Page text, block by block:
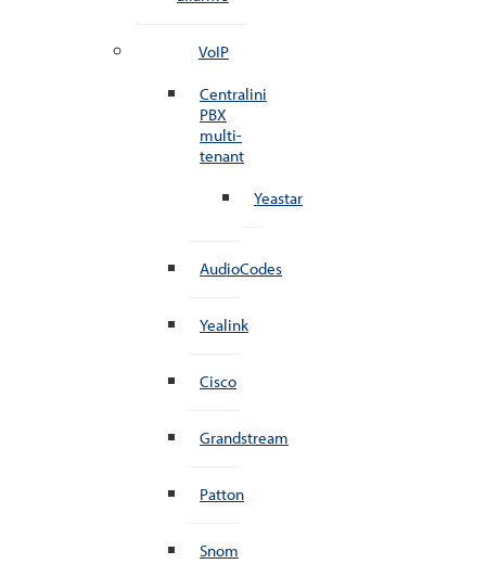
VoIP
Centralini
PBX
multi-
tenant
Yeastar
AudioCodes
Yealink
Cisco
Grandstream
Patton
Snom